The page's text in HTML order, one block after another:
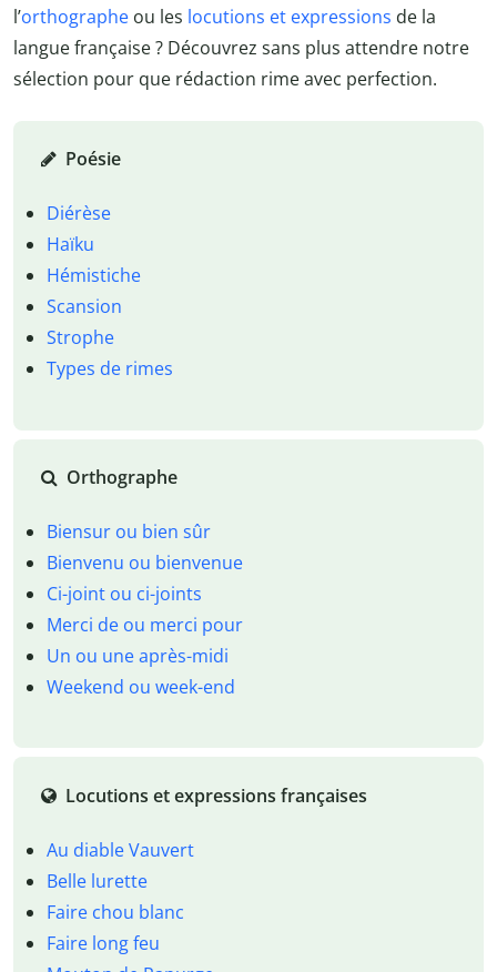
l’orthographe ou les locutions et expressions de la
langue française ? Découvrez sans plus attendre notre
sélection pour que rédaction rime avec perfection.
Poésie
Diérèse
Haïku
Hémistiche
Scansion
Strophe
Types de rimes
Orthographe
Biensur ou bien sûr
Bienvenu ou bienvenue
Ci-joint ou ci-joints
Merci de ou merci pour
Un ou une après-midi
Weekend ou week-end
Locutions et expressions françaises
Au diable Vauvert
Belle lurette
Faire chou blanc
Faire long feu